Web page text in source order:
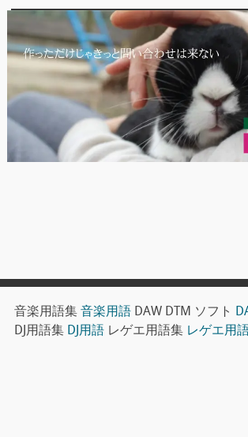
音楽用語集 音楽用語DAW DTM ソフト
DJ用語集 DJ用語レゲエ用語集 レゲエ用